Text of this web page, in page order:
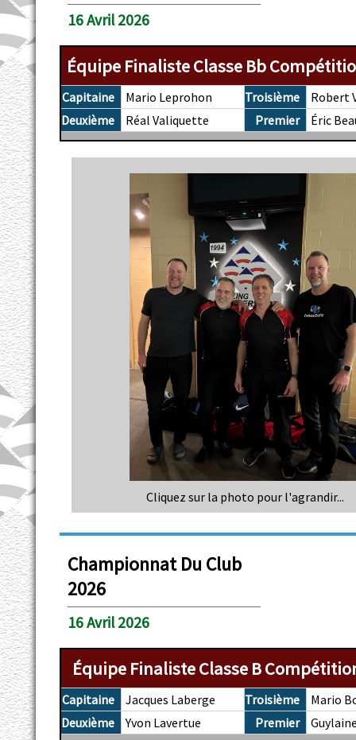
16 Avril 2026
Équipe Finaliste Classe Bb
Capitaine Mario Leprohon Troisième
Robert
Deuxième
Réal Valiquette Premier Éric
Cliquez sur la photo pour l'agrandir...
Championnat Du Club
2026
16 Avril 2026
Équipe Finaliste Classe B
Capitaine Jacques Laberge Troisième
Mario
Deuxième
Yvon Lavertue Premier